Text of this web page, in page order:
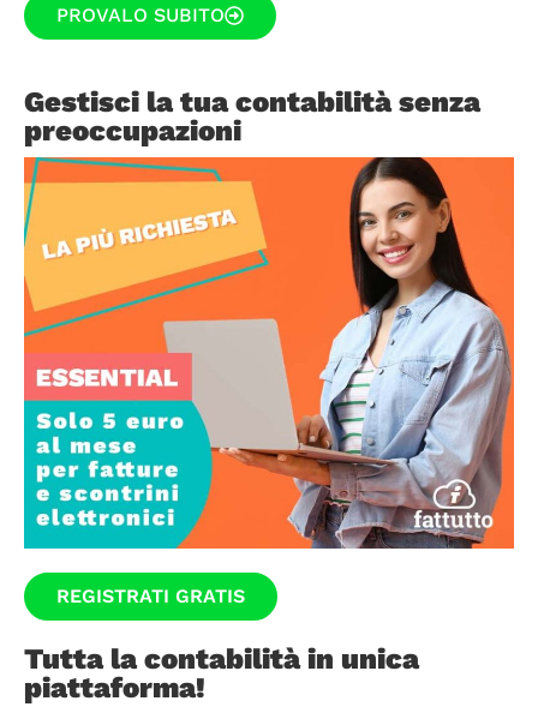
PROVALO SUBITO
Gestisci la tua contabilità senza
preoccupazioni
REGISTRATI GRATIS
Tutta la contabilità in unica
piattaforma!